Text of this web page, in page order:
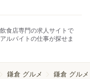
食店専門の求人サイトで
ルバイトの仕事が探せま
鎌倉 グルメ 鎌倉 グル